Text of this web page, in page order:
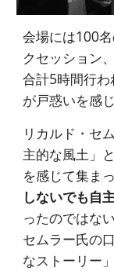
会場には100
クセッション
合計5時間行
が戸惑いを感
リカルド・セ
主的な風土」
を感じて集ま
しないでも自
ったのではな
セムラー氏の
なストーリー